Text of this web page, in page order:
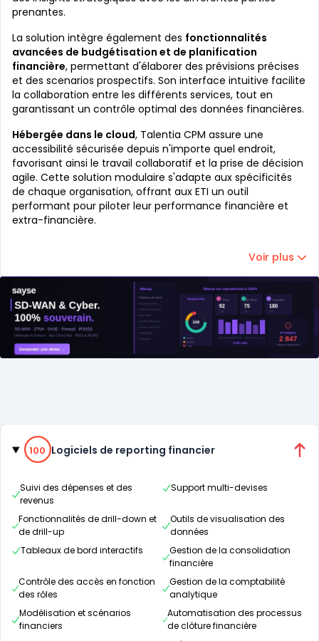
prenantes.
La solution intègre également des fonctionnalités
avancées de budgétisation et de planification
financière, permettant d'élaborer des prévisions précises
et des scenarios prospectifs. Son interface intuitive facilite
la collaboration entre les différents services, tout en
garantissant un contrôle optimal des données financières.
Hébergée dans le cloud, Talentia CPM assure une
accessibilité sécurisée depuis n'importe quel endroit,
favorisant ainsi le travail collaboratif et la prise de décision
agile. Cette solution modulaire s'adapte aux spécificités
de chaque organisation, offrant aux ETI un outil
performant pour piloter leur performance financière et
extra-financière.
Voir plus
Catégories
100% de compatibilité
100 Logiciels de reporting financier
Suivi des dépenses et des
revenus
Support multi-devises
Fonctionnalités de drill-down et
de drill-up
Outils de visualisation des
données
Tableaux de bord interactifs
Gestion de la consolidation
financière
Contrôle des accès en fonction
des rôles
Gestion de la comptabilité
analytique
Modélisation et scénarios
financiers
Automatisation des processus
de clôture financière